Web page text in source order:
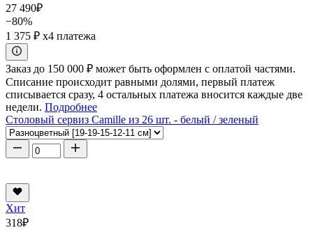
27 490₽
−80%
1 375 ₽ x4 платежа
Заказ до 150 000 ₽ может быть оформлен с оплатой частями.
Списание происходит равными долями, первый платеж
списывается сразу, 4 остальных платежа вносится каждые две
недели. Подробнее
Столовый сервиз Camille из 26 шт. - белый / зеленый
Хит
318₽